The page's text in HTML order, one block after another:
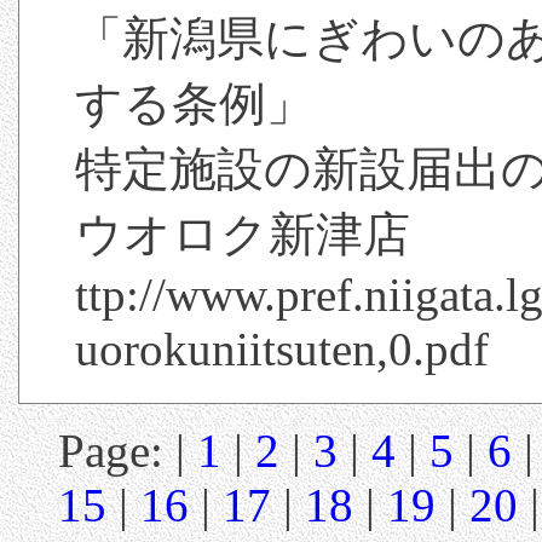
「新潟県にぎわい
する条例」
特定施設の新設届出
ウオロク新津店
ttp://
uorokuniitsuten,0.pdf
Page: |1|2|3|4|5|6
15|16|17|18|19|20